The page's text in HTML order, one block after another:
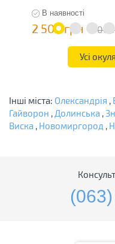
В наявності
2 500 грн 5
Усі
Інші міста: Олександрія ,
Гайворон , Долинська ,
Виска , Новомиргород ,